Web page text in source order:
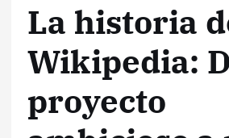
La historia
Wikipedia:
proyecto